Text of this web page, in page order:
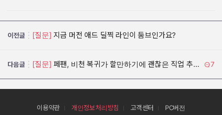
이전글 [질문] 지금 머전 애드 딜찍 라인이 둠브인가요?
다음글 [질문] 페팬, 비천 복귀가 할만하기에 괜찮은 직업 추천해주세요!!! 7
이용약관 개인정보처리방침 고객센터 PC버전